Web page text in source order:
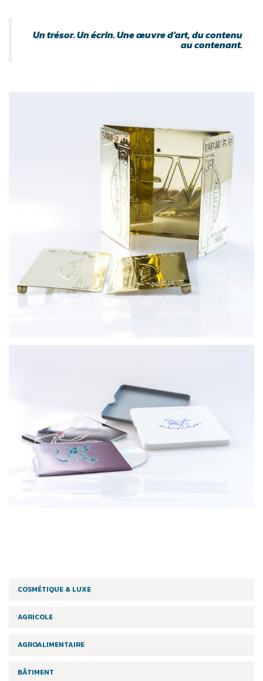
Un trésor. Un écrin. Une œuvre d’art, du contenu
au contenant.
COSMÉTIQUE & LUXE
AGRICOLE
AGROALIMENTAIRE
BÂTIMENT